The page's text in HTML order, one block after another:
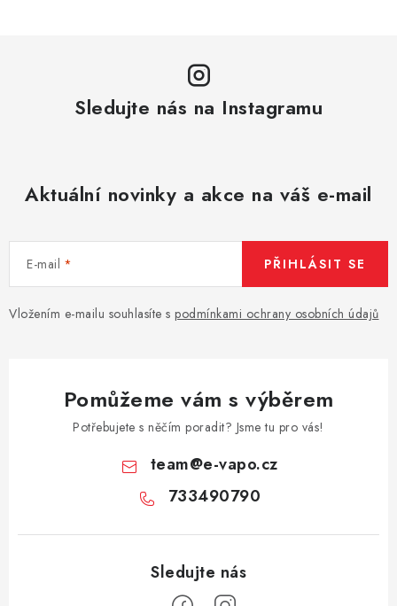
Sledujte nás na Instagramu
Aktuální novinky a akce na váš e-mail
E-mail
Vložením e-mailu souhlasíte s podmínkami ochrany osobních údajů
PŘIHLÁSIT SE
Pomůžeme vám s výběrem
Potřebujete s něčím poradit? Jsme tu pro vás!
team@e-vapo.cz
733490790